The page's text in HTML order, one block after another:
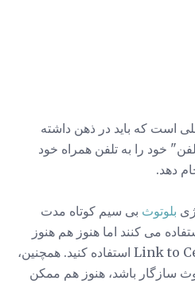
است که باید در ذهن داشته
خود را به تلفن همراه خود
دهد.
بلوتوث بی سیم کوتاه مدت
می کنند اما هنوز هم هنوز
نیستند)، شما نمی توانید از Link to Cell استفاده کنید. همچنین،
سازگار باشد، هنوز هم ممکن